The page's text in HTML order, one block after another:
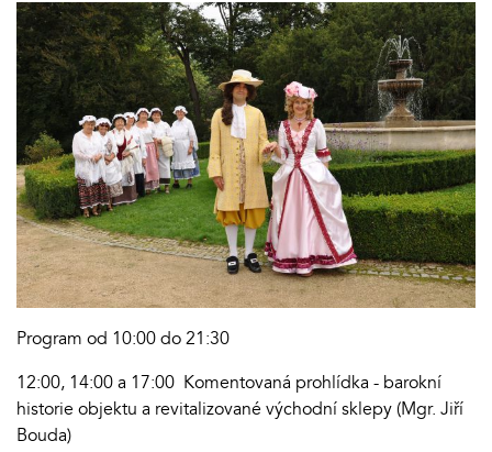
Program od 10:00 do 21:30
12:00, 14:00 a 17:00 Komentovaná prohlídka - barokní
historie objektu a revitalizované východní sklepy (Mgr. Jiří
Bouda)